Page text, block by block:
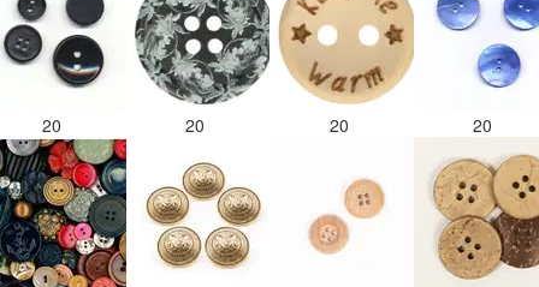
20 20 20 20